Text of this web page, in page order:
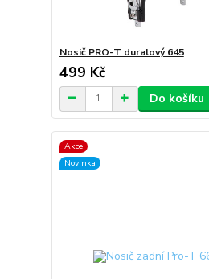
Nosič PRO-T duralový 645
499 Kč
Do košíku
Akce
Novinka